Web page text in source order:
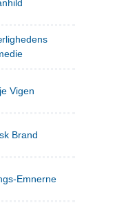
Vigen
Brand
Emnerne